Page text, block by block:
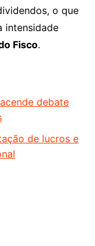
o que
intensidade
Fisco.
debate
de lucros e